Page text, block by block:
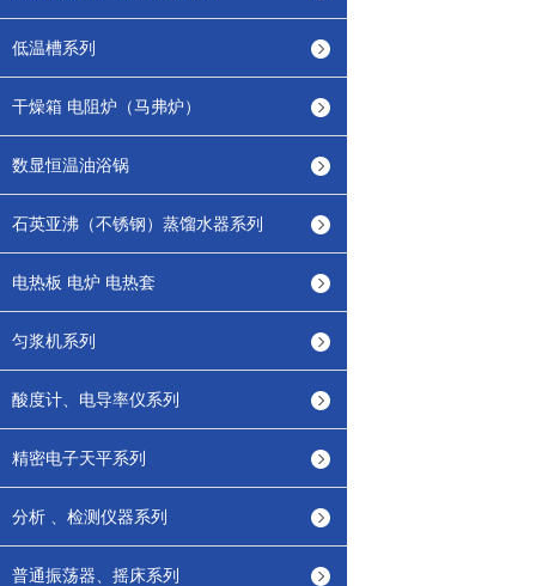
低温槽系列
干燥箱 电阻炉（马弗炉）
数显恒温油浴锅
石英亚沸（不锈钢）蒸馏水器系列
电热板 电炉 电热套
匀浆机系列
酸度计、电导率仪系列
精密电子天平系列
分析 、检测仪器系列
普通振荡器、摇床系列